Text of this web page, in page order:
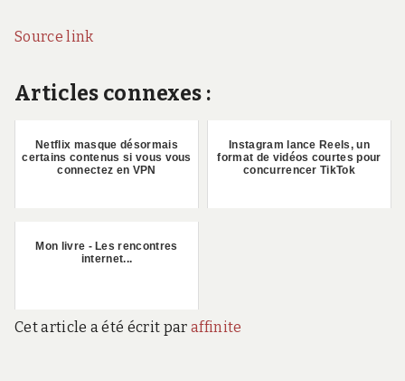
Source link
Articles connexes :
Netflix masque désormais
certains contenus si vous vous
connectez en VPN
Instagram lance Reels, un
format de vidéos courtes pour
concurrencer TikTok
Mon livre - Les rencontres
internet...
Cet article a été écrit par affinite